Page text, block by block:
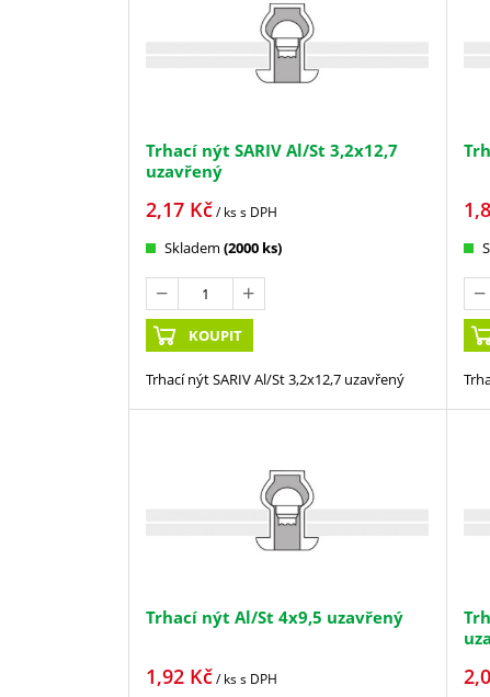
Trhací nýt SARIV Al/St 3,2x12,7
uzavřený
2,17Kč/ kss DPH
Skladem (2000 ks)
KOUPIT
Trhací nýt SARIV Al/St 3,2x12,7 uzavřený
Trhací nýt Al/St 4x9,5 uzavřený
1,92Kč/ kss DPH